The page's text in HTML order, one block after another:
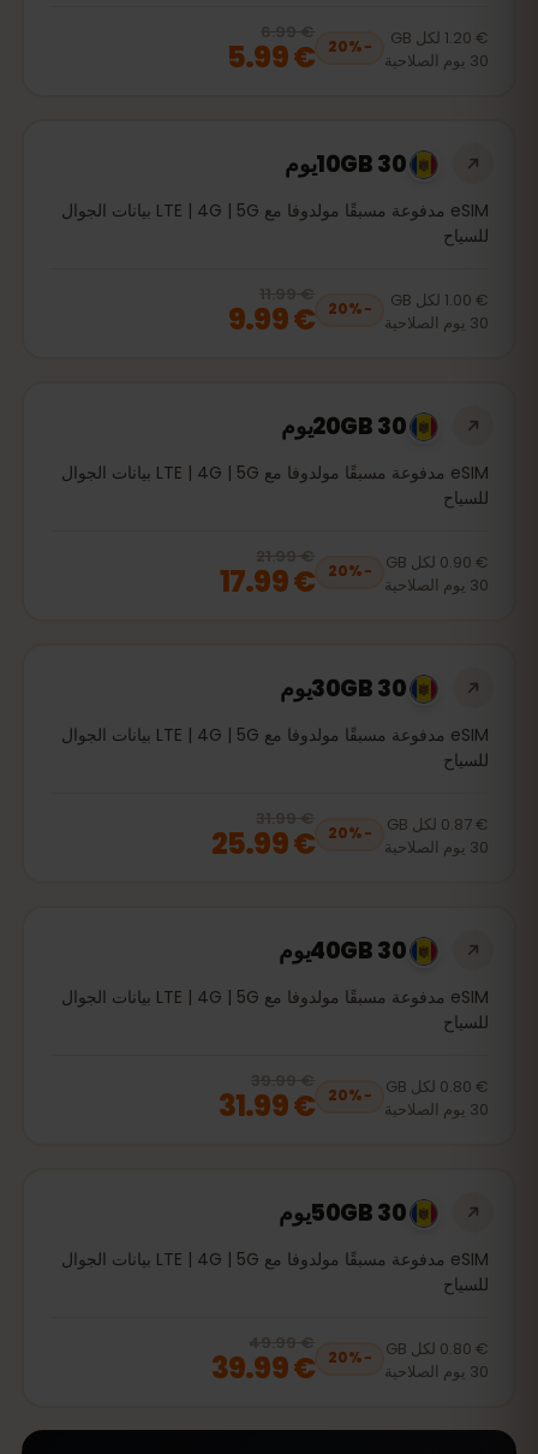
€ 1.20 لكل GB
30 يوم الصلاحية
−
20%
20% off, was
€ 5.99 € 6.99
€ 5.99
10GB 30يوم
eSIM مدفوعة مسبقًا مولدوفا مع LTE | 4G | 5G بيانات الجوال
للسياح
€ 1.00 لكل GB
30 يوم الصلاحية
−
20%
20% off, was
€ 9.99 € 11.99
€ 9.99
20GB 30يوم
eSIM مدفوعة مسبقًا مولدوفا مع LTE | 4G | 5G بيانات الجوال
للسياح
€ 0.90 لكل GB
30 يوم الصلاحية
−
20%
20% off, was
€ 17.99 € 21.99
€ 17.99
30GB 30يوم
eSIM مدفوعة مسبقًا مولدوفا مع LTE | 4G | 5G بيانات الجوال
للسياح
€ 0.87 لكل GB
30 يوم الصلاحية
−
20%
20% off, was
€ 25.99 € 31.99
€ 25.99
40GB 30يوم
eSIM مدفوعة مسبقًا مولدوفا مع LTE | 4G | 5G بيانات الجوال
للسياح
€ 0.80 لكل GB
30 يوم الصلاحية
−
20%
20% off, was
€ 31.99 € 39.99
€ 31.99
50GB 30يوم
eSIM مدفوعة مسبقًا مولدوفا مع LTE | 4G | 5G بيانات الجوال
للسياح
€ 0.80 لكل GB
30 يوم الصلاحية
−
20%
20% off, was
€ 39.99 € 49.99
€ 39.99